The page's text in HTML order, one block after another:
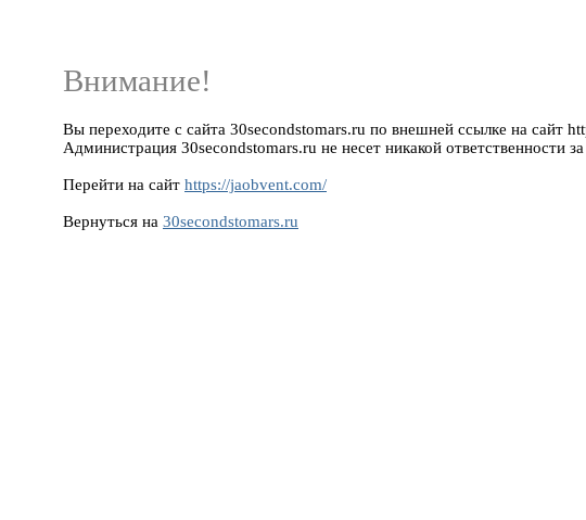
Внимание!
Вы переходите с сайта 30secondstomars.ru по внешней ссылке на сайт
Администрация 30secondstomars.ru не несет никакой ответственности
Перейти на сайт https://jaobvent.com/
Вернуться на 30secondstomars.ru